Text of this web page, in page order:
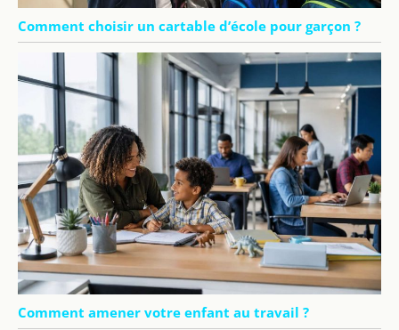
Comment choisir un cartable d’école pour garçon ?
Comment amener votre enfant au travail ?